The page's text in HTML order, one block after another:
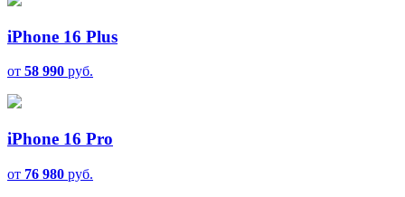
iPhone 16 Plus
от 58 990 руб.
iPhone 16 Pro
от 76 980 руб.